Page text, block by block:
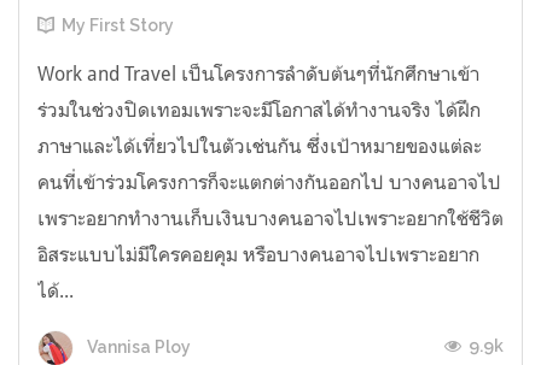
My First Story
Work and Travel เป็นโครงการลำดับต้นๆที่นักศึกษาเข้า
ร่วมในช่วงปิดเทอมเพราะจะมีโอกาสได้ทำงานจริง ได้ฝึก
ภาษาและได้เที่ยวไปในตัวเช่นกัน ซึ่งเป้าหมายของแต่ละ
คนที่เข้าร่วมโครงการก็จะแตกต่างกันออกไป บางคนอาจไป
เพราะอยากทำงานเก็บเงินบางคนอาจไปเพราะอยากใช้ชีวิต
อิสระแบบไม่มีใครคอยคุม หรือบางคนอาจไปเพราะอยาก
ได้...
Vannisa Ploy 9.9k